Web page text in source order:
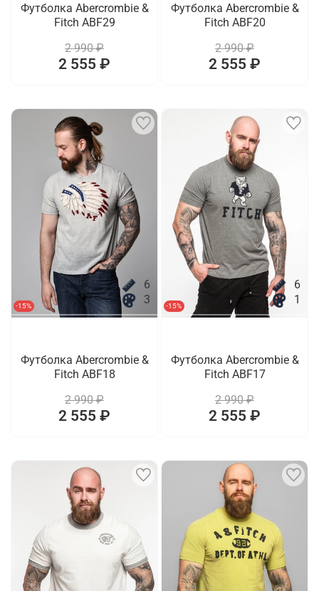
Футболка Abercrombie &
Fitch ABF29
2 990 ₽
2 555 ₽
Футболка Abercrombie &
Fitch ABF20
2 990 ₽
2 555 ₽
-15%
6
3
Футболка Abercrombie &
Fitch ABF18
2 990 ₽
2 555 ₽
-15%
6
1
Футболка Abercrombie &
Fitch ABF17
2 990 ₽
2 555 ₽